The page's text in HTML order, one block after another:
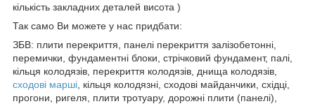
кількість закладних деталей висота )
Так само Ви можете у нас придбати:
ЗБВ: плити перекриття, панелі перекриття залізобетонні,
перемички, фундаментні блоки, стрічковий фундамент, палі,
кільця колодязів, перекриття колодязів, днища колодязів,
сходові марші , кільця колодязні, сходові майданчики, східці,
прогони, ригеля, плити тротуару, дорожні плити (панелі),